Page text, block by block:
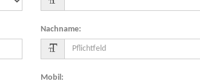
Nachname:
Mobil :